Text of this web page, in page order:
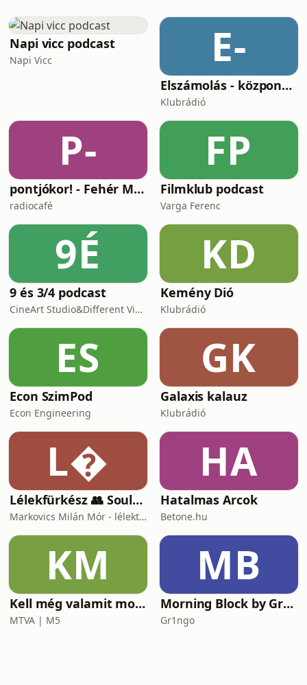
Napi vicc podcast
Napi Vicc E-
Elszámolás - központosítás, lojalitás és a függetlenség ára
Klubrádió
P-
pontjókor! - Fehér Mariannal
radiocafé
FP
Filmklub podcast
Varga Ferenc
9É
9 és 3/4 podcast
CineArt Studio&Different View Production
KD
Kemény Dió
Klubrádió
ES
Econ SzimPod
Econ Engineering
GK
Galaxis kalauz
Klubrádió
L
Lélekfürkész 👥 SoulScout
Markovics Milán Mór - lélektan, tudomány, vallás, harc
HA
Hatalmas Arcok
Betone.hu
KM
Kell még valamit mondanom, Ildikó?
MTVA | M5
MB
Morning Block by Gr1ngo
Gr1ngo